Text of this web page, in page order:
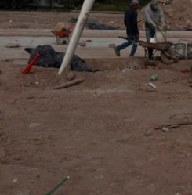
la oferta que tiene el municipio,
gastronomía y sus tradiciones,
Procesión de los Cristos, una
forman parte de su identidad
También lee:
Villa de Pozos